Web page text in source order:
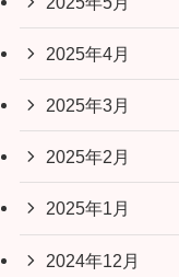
2025年4月
2025年3月
2025年2月
2025年1月
2024年12月